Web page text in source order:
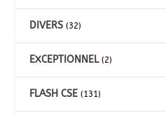
DIVERS (32)
EXCEPTIONNEL(2)
FLASH CSE (131)